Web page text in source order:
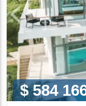
$ 584